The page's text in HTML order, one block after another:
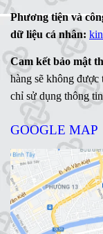
Phương tiện và
dữ liệu cá nhân:
Cam kết bảo mật
hàng sẽ không
chỉ sử dụng thông
GOOGLE MAP